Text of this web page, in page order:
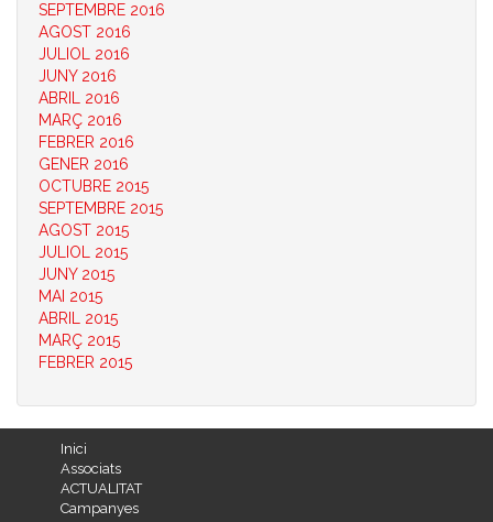
SEPTEMBRE 2016
AGOST 2016
JULIOL 2016
JUNY 2016
ABRIL 2016
MARÇ 2016
FEBRER 2016
GENER 2016
OCTUBRE 2015
SEPTEMBRE 2015
AGOST 2015
JULIOL 2015
JUNY 2015
MAI 2015
ABRIL 2015
MARÇ 2015
FEBRER 2015
Inici
Associats
ACTUALITAT
Campanyes